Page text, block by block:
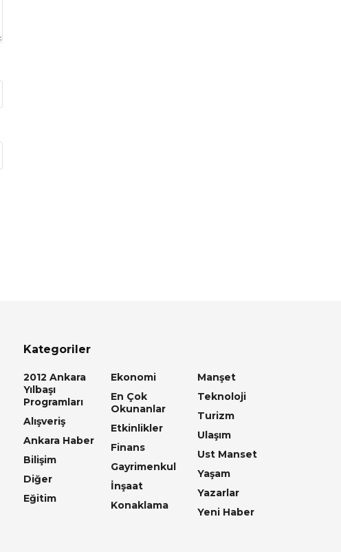
Kategoriler
2012 Ankara
Yılbaşı
Programları
Alışveriş
Ankara Haber
Bilişim
Diğer
Eğitim
Ekonomi
En Çok
Okunanlar
Etkinlikler
Finans
Gayrimenkul
İnşaat
Konaklama
Manşet
Teknoloji
Turizm
Ulaşım
Ust Manset
Yaşam
Yazarlar
Yeni Haber